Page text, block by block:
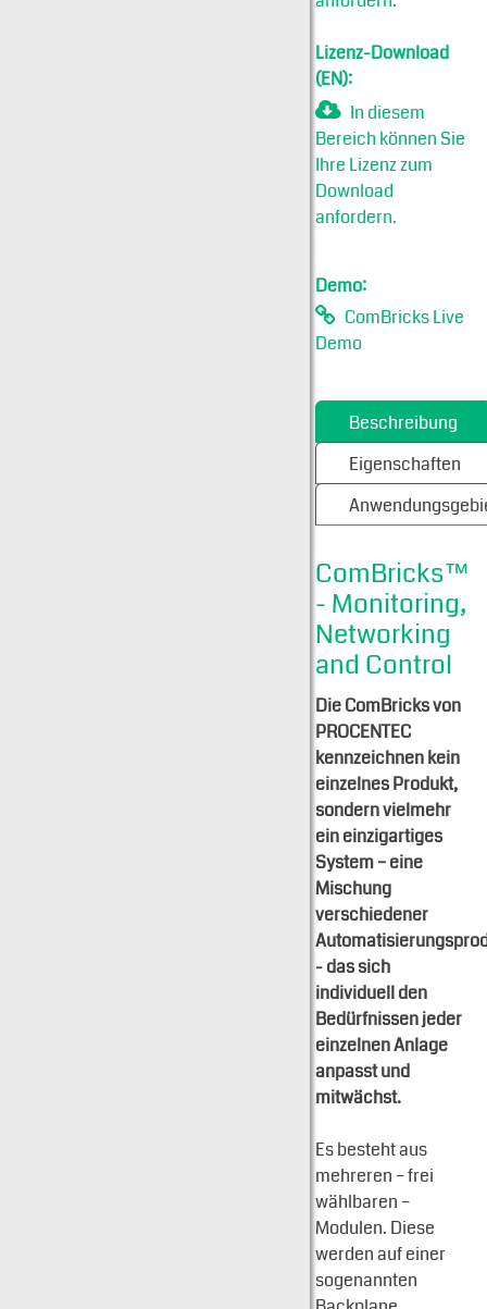
Lizenz-Download
(EN):
In diesem
Bereich können Sie
Ihre Lizenz zum
Download
anfordern.
Demo:
ComBricks Live
Demo
Beschreibung
Eigenschaften
ComBricks™
- Monitoring,
Networking
and Control
Die ComBricks von
PROCENTEC
kennzeichnen kein
einzelnes Produkt,
sondern vielmehr
ein einzigartiges
System – eine
Mischung
verschiedener
- das sich
individuell den
Bedürfnissen jeder
einzelnen Anlage
anpasst und
mitwächst.
Es besteht aus
mehreren – frei
wählbaren –
Modulen. Diese
werden auf einer
sogenannten